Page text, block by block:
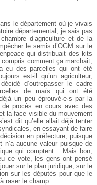
le département où je vivais
départemental, je sais pas
d’agriculture et de la
le semis d’OGM sur le
qui distribuait des kits
comment ça marchait,
eu des parcelles qui ont été
est-il qu’un agriculteur,
d’outrepasser le cadre
de maïs qui ont été
un peu éprouvé·e·s par la
procès en cours avec des
la face visible du mouvement
dit qu’elle allait déjà tenter
en essayant de faire
en préfecture, puisque
n’a aucune valeur puisque de
qui comptent... Mais bon,
ce vote, les gens ont pensé
sur le plan juridique, sur le
sur les députés pour que le
raser le champ.